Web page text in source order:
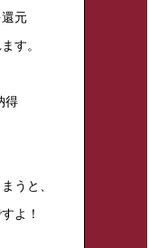
元
す。
得
うと、
よ！